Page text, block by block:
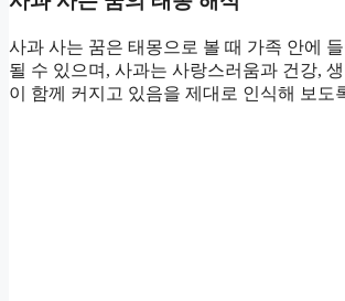
사과 사는 꿈은 태몽으로 볼 때 가족 안에
될 수 있으며, 사과는 사랑스러움과 건강,
이 함께 커지고 있음을 제대로 인식해 보도